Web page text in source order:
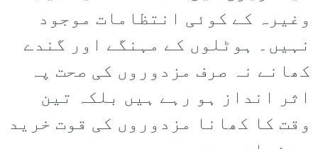
وغیرہ کے کوئی انتظامات موجود
نہیں۔ ہوٹلوں کے مہنگے اور گندے
کھانے نہ صرف مزدوروں کی صحت پہ
اثر انداز ہو رہے ہیں بلکہ تین
وقت کا کھانا مزدوروں کی قوت خرید